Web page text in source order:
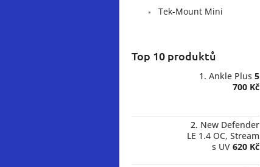
Tek-Mount Mini
Top 10 produktů
Ankle Plus 5
700 Kč
New Defender
LE 1.4 OC, Stream
s UV 620 Kč